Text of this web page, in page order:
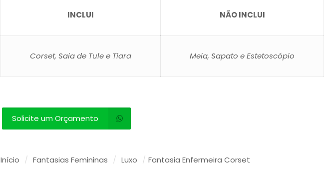
INCLUI NÃO INCLUI
Corset, Saia de Tule e Tiara Meia, Sapato e Estetoscópio
Solicite um Orçamento
Início / Fantasias Femininas / Luxo / Fantasia Enfermeira Corset